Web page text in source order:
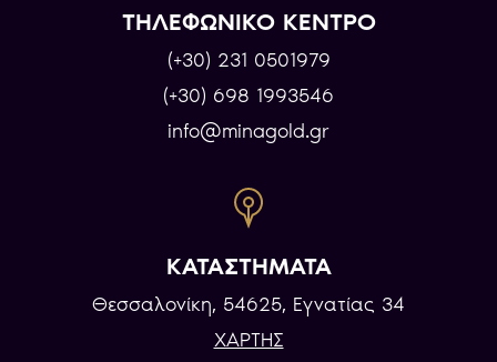
ΤΗΛΕΦΩΝΙΚΟ ΚΕΝΤΡΟ
(+30) 231 0501979
(+30) 698 1993546
info@minagold.gr
ΚΑΤΑΣΤΗΜΑΤΑ
Θεσσαλονίκη, 54625, Εγνατίας 34
ΧΑΡΤΗΣ